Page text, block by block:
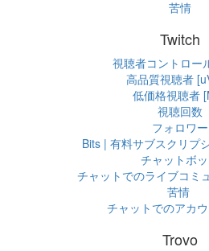
苦情
Twitch
視聴者コントロー
高品質視聴者
低価格視聴者
視聴回数
フォロワー
Bits | 有料サブスクリプ
チャットボッ
チャットでのライブコミ
苦情
チャットでのアカ
Trovo